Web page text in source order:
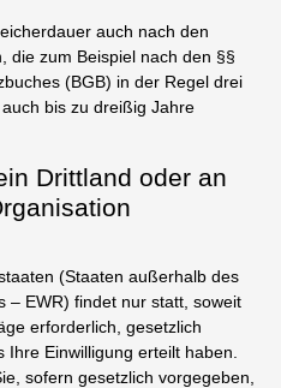
auch nach den
die zum Beispiel nach den §§
(BGB) in der Regel drei
bis zu dreißig Jahre
Drittland oder an
(Staaten außerhalb des
– EWR) findet nur statt, soweit
erforderlich, gesetzlich
Einwilligung erteilt haben.
sofern gesetzlich vorgegeben,